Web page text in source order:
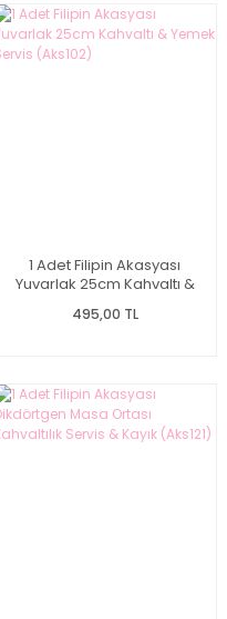
1 Adet Filipin Akasyası
Yuvarlak 25cm Kahvaltı &
495,00 TL